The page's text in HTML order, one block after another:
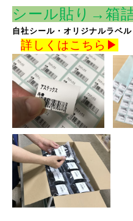
シール貼り→ 箱
自社シール・オリジナルラベル
詳しくはこちら ▶